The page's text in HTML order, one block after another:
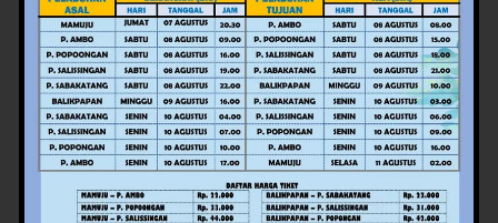
implementasi SPBE secara menyeluruh.
Sumber: Humas Pemprov Sulbar
Editor: Judistira